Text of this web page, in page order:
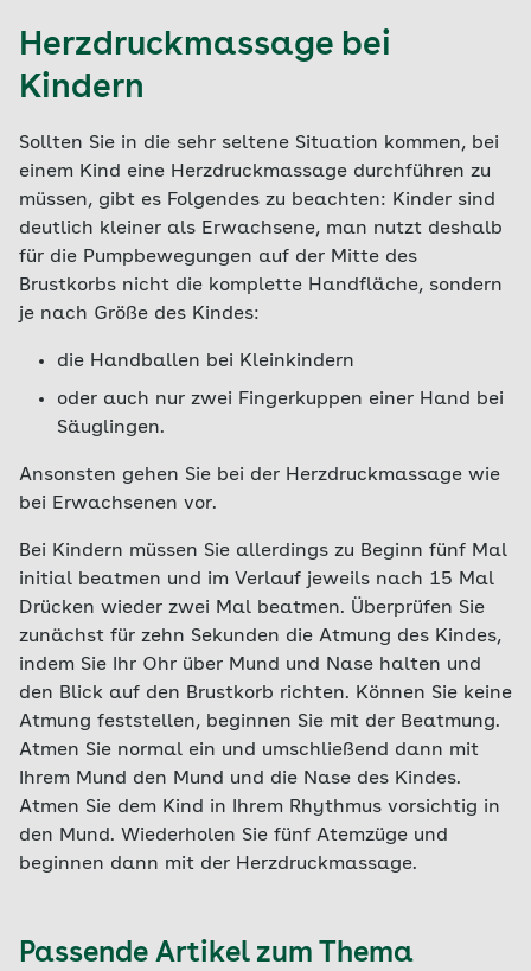
Herzdruckmassage bei
Kindern
Sollten Sie in die sehr seltene Situation kommen, bei
einem Kind eine Herzdruckmassage durchführen zu
müssen, gibt es Folgendes zu beachten: Kinder sind
deutlich kleiner als Erwachsene, man nutzt deshalb
für die Pumpbewegungen auf der Mitte des
Brustkorbs nicht die komplette Handfläche, sondern
je nach Größe des Kindes:
die Handballen bei Kleinkindern
oder auch nur zwei Fingerkuppen einer Hand bei
Säuglingen.
Ansonsten gehen Sie bei der Herzdruckmassage wie
bei Erwachsenen vor.
Bei Kindern müssen Sie allerdings zu Beginn fünf Mal
initial beatmen und im Verlauf jeweils nach 15 Mal
Drücken wieder zwei Mal beatmen. Überprüfen Sie
zunächst für zehn Sekunden die Atmung des Kindes,
indem Sie Ihr Ohr über Mund und Nase halten und
den Blick auf den Brustkorb richten. Können Sie keine
Atmung feststellen, beginnen Sie mit der Beatmung.
Atmen Sie normal ein und umschließend dann mit
Ihrem Mund den Mund und die Nase des Kindes.
Atmen Sie dem Kind in Ihrem Rhythmus vorsichtig in
den Mund. Wiederholen Sie fünf Atemzüge und
beginnen dann mit der Herzdruckmassage.
Passende Artikel zum Thema